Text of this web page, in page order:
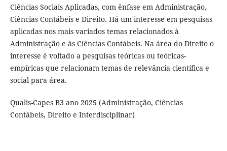
Ciências Sociais Aplicadas, com ênfase em Administração,
Ciências Contábeis e Direito. Há um interesse em pesquisas
aplicadas nos mais variados temas relacionados à
Administração e às Ciências Contábeis. Na área do Direito o
interesse é voltado a pesquisas teóricas ou teóricas-
empíricas que relacionam temas de relevância científica e
social para área.
Qualis-Capes B3 ano 2025 (Administração, Ciências
Contábeis, Direito e Interdisciplinar)